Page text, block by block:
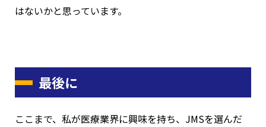
はないかと思っています。
最後に
ここまで、私が医療業界に興味を持ち、JMSを選んだ